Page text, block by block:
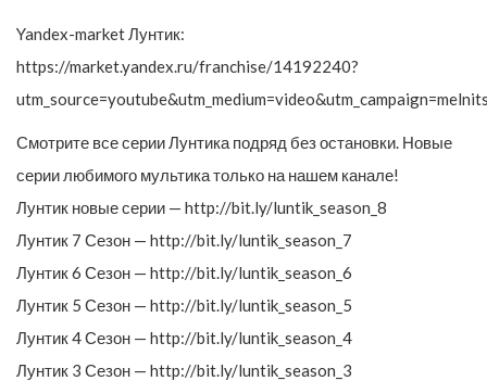
Yandex-market Лунтик:
https://market.yandex.ru/franchise/14192240?
Смотрите все серии Лунтика подряд без остановки. Новые
серии любимого мультика только на нашем канале!
Лунтик новые серии — http://bit.ly/luntik_season_8
Лунтик 7 Сезон — http://bit.ly/luntik_season_7
Лунтик 6 Сезон — http://bit.ly/luntik_season_6
Лунтик 5 Сезон — http://bit.ly/luntik_season_5
Лунтик 4 Сезон — http://bit.ly/luntik_season_4
Лунтик 3 Сезон — http://bit.ly/luntik_season_3